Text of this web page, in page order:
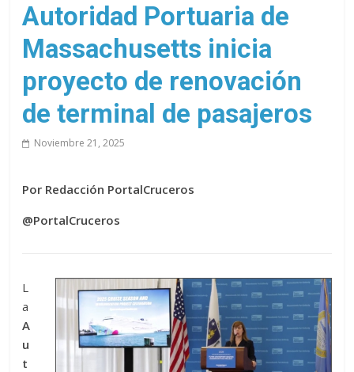
cruceros
en
un
solo
sitio
Autoridad Portuaria de
Massachusetts inicia
proyecto de renovación
de terminal de pasajeros
Noviembre 21, 2025
Por Redacción PortalCruceros
@PortalCruceros
L
a
A
u
t